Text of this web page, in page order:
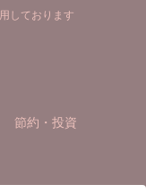
しております
節約・投資